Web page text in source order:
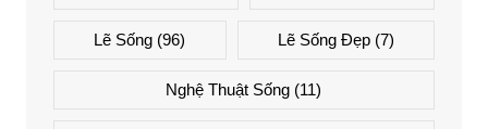
Lẽ Sống (96) Lẽ Sống Đẹp(7)
Nghệ Thuật Sống (11)